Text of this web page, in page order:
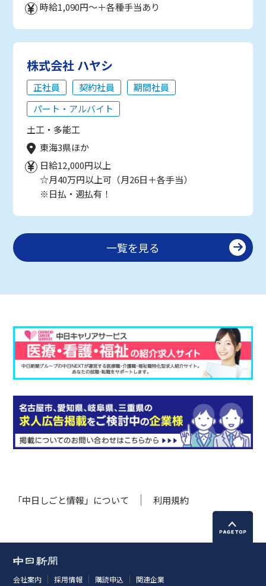
時給1,090円～＋各種手当あり
株式会社 ハヤシ
正社員 契約社員
期間社員
パート・アルバイト
土工・多能工
東海3県ほか
日給12,000円以上
☆月40万円以上可（月26日＋各手当）
※日払・週払有！
一覧を見る
「中日しごと情報」について 利用規約
会社案内 採用情報 購読申込 関連企業